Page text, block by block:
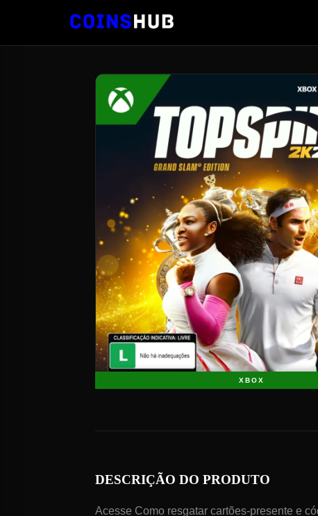
XBOX
DESCRIÇÃO DO PRODUTO
Acesse Como resgatar cartões-presente e